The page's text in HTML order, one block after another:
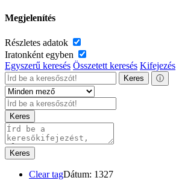
Megjelenítés
Részletes adatok
Iratonként egyben
Egyszerű keresés Összetett keresés Kifejezés
Keres ⓘ
Keres
Keres
Clear tagDátum: 1327